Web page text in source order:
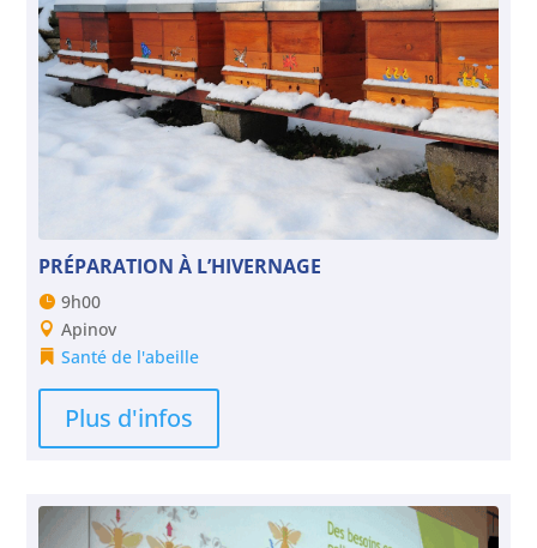
PRÉPARATION À L’HIVERNAGE
9h00
Apinov
Santé de l'abeille
Plus d'infos